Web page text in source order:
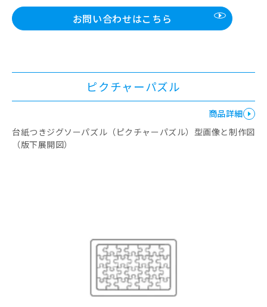
お問い合わせはこちら
ピクチャーパズル
商品詳細
台紙つきジグソーパズル（ピクチャーパズル）型画像と制作図
（版下展開図）